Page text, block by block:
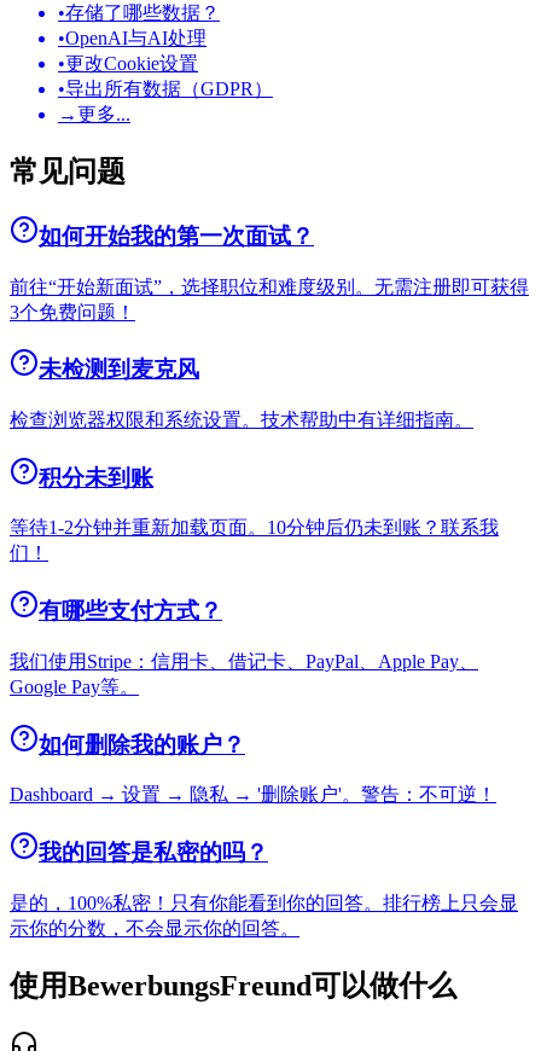
•存储了哪些数据？
•OpenAI与AI处理
•更改Cookie设置
•导出所有数据（GDPR）
→更多...
常见问题
如何开始我的第一次面试？
前往“开始新面试”，选择职位和难度级别。无需注册即可获得
3个免费问题！
未检测到麦克风
检查浏览器权限和系统设置。技术帮助中有详细指南。
积分未到账
等待1-2分钟并重新加载页面。10分钟后仍未到账？联系我
们！
有哪些支付方式？
我们使用Stripe：信用卡、借记卡、PayPal、Apple Pay、
Google Pay等。
如何删除我的账户？
Dashboard → 设置 → 隐私 → '删除账户'。警告：不可逆！
我的回答是私密的吗？
是的，100%私密！只有你能看到你的回答。排行榜上只会显
示你的分数，不会显示你的回答。
使用BewerbungsFreund可以做什么